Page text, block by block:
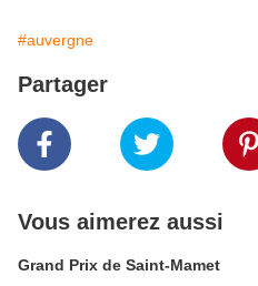
#auvergne
Partager
Vous aimerez aussi
Grand Prix de Saint-Mamet